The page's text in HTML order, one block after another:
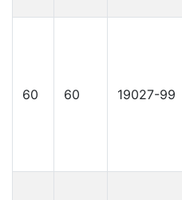
60 60 19027-99